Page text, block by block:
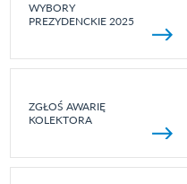
WYBORY
PREZYDENCKIE 2025
ZGŁOŚ AWARIĘ
KOLEKTORA